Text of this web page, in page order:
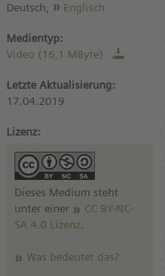
Deutsch,
Englisch
Medientyp:
Video (16,1 MByte)
Letzte Aktualisierung:
17.04.2019
Lizenz:
Dieses Medium steht
unter einer
CC BY-NC-
SA 4.0 Lizenz.
Was bedeutet das?